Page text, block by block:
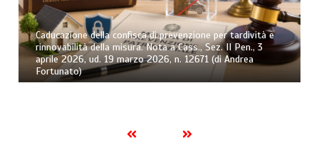
Caducazione della confisca di prevenzione per tardività e
rinnovabilità della misura. Nota a Cass., Sez. II Pen., 3
aprile 2026, ud. 19 marzo 2026, n. 12671 (di Andrea
Fortunato)